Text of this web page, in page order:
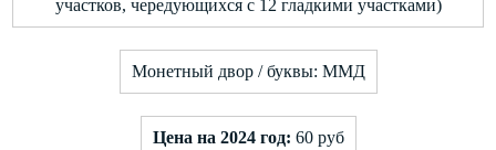
участков, чередующихся с 12 гладкими участками)
Монетный двор / буквы: ММД
Цена на 2024 год: 60 руб